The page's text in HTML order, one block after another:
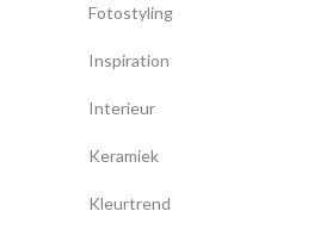
Fotostyling
Inspiration
Interieur
Keramiek
Kleurtrend